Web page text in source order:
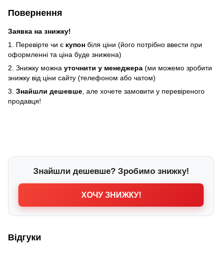
Повернення
Заявка на знижку!
1. Перевірте чи є купон біля ціни (його потрібно ввести при
оформленні та ціна буде знижена)
2. Знижку можна уточнити у менеджера (ми можемо зробити
знижку від ціни сайту (телефоном або чатом)
3. Знайшли дешевше , але хочете замовити у перевіреного
продавця!
Знайшли дешевше? Зробимо знижку!
ХОЧУ ЗНИЖКУ!
Відгуки